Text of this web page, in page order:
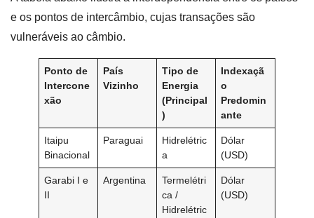
e os pontos de intercâmbio, cujas transações são
vulneráveis ao câmbio.
Ponto de
Intercone
xão
País
Vizinho
Tipo de
Energia
(Principal
)
Indexaçã
o
Predomin
ante
Itaipu
Binacional
Paraguai
Hidrelétric
a
Dólar
(USD)
Garabi I e
II
Argentina
Termelétri
ca /
Hidrelétric
Dólar
(USD)